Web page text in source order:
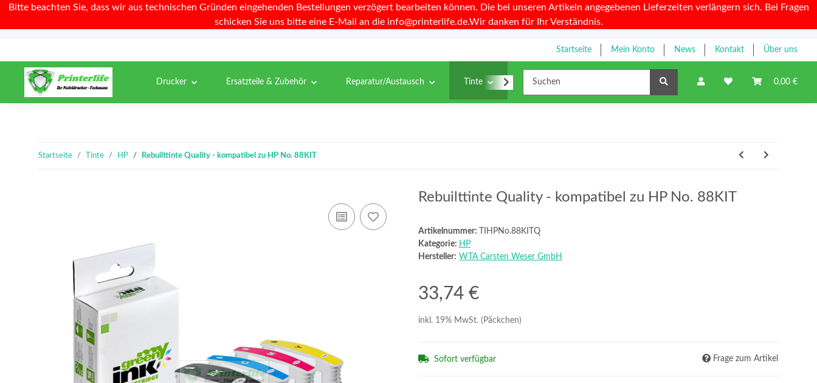
Bitte beachten Sie, dass wir aus technischen Gründen eingehenden Bestellungen verzögert bearbeiten können. Die bei unseren Artikeln angegebenen Lieferzeiten verlängern sich. Bei Fragen
schicken Sie uns bitte eine E-Mail an die info@printerlife.de.Wir danken für Ihr Verständnis.
Startseite Mein Konto News Kontakt Über uns
0,00 €
Drucker Ersatzteile & Zubehör Reparatur/Austausch Tinte Toner
Startseite Tinte HP Rebuilttinte Quality - kompatibel zu HP No. 88KIT
Rebuilttinte Quality - kompatibel zu HP No. 88KIT
Artikelnummer:
TIHPNo.88KITQ
Kategorie: HP
Hersteller: WTA Carsten Weser GmbH
33,74 €
inkl. 19% MwSt. (Päckchen)
Sofort verfügbar Frage zum Artikel